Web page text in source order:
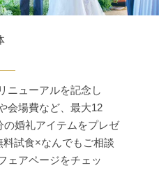
ニューアルを記念し
会場費など、最大12
の婚礼アイテムをプレゼ
料試食×なんでもご相談
ェアページをチェッ